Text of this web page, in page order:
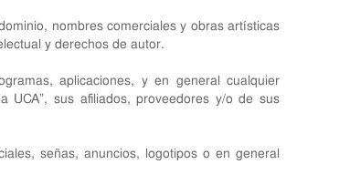
nombres comerciales y obras artísticas
y derechos de autor.
aplicaciones, y en general cualquier
sus afiliados, proveedores y/o de sus
señas, anuncios, logotipos o en general